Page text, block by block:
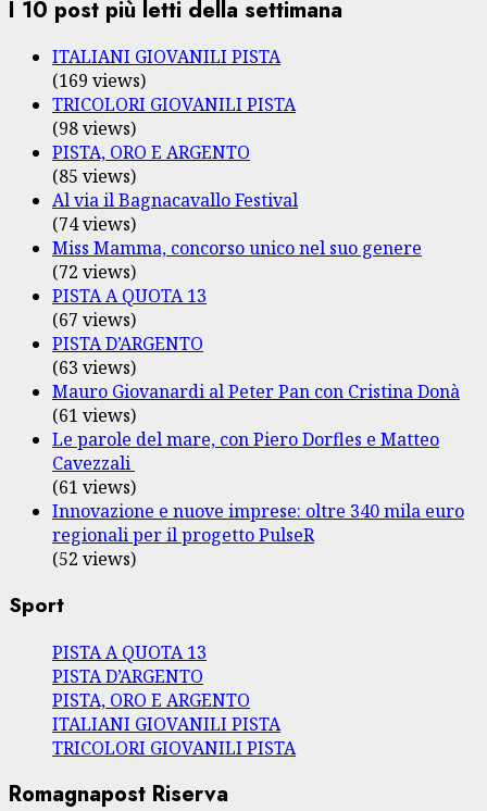
I 10 post più letti della settimana
ITALIANI GIOVANILI PISTA
(169 views)
TRICOLORI GIOVANILI PISTA
(98 views)
PISTA, ORO E ARGENTO
(85 views)
Al via il Bagnacavallo Festival
(74 views)
Miss Mamma, concorso unico nel suo genere
(72 views)
PISTA A QUOTA 13
(67 views)
PISTA D’ARGENTO
(63 views)
Mauro Giovanardi al Peter Pan con Cristina Donà
(61 views)
Le parole del mare, con Piero Dorfles e Matteo
Cavezzali
(61 views)
Innovazione e nuove imprese: oltre 340 mila euro
regionali per il progetto PulseR
(52 views)
Sport
PISTA A QUOTA 13
PISTA D’ARGENTO
PISTA, ORO E ARGENTO
ITALIANI GIOVANILI PISTA
TRICOLORI GIOVANILI PISTA
Romagnapost Riserva